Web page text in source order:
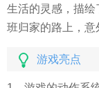
生活的灵感，描
班归家的路上，意
游戏亮点